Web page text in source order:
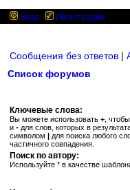
Вход Регистрация
Сообщения без ответов |
Список форумов
Ключевые слова:
Вы можете использовать + ,
и - для слов, которых в
символом | для поиска любого
частичного совпадения.
Поиск по автору:
Используйте * в качестве